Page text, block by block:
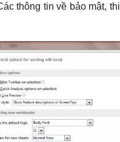
thông tin về bảo mật,